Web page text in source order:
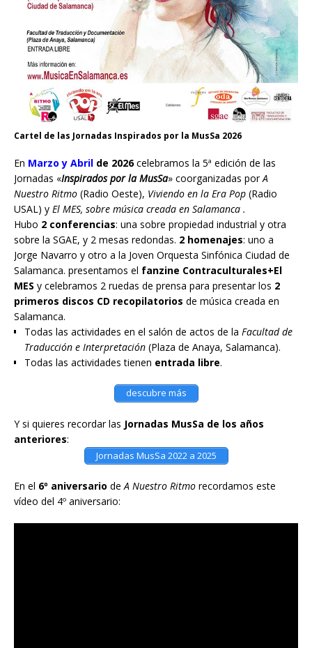
Cartel de las Jornadas Inspirados por la MusSa 2026
En Marzo y Abril de 2026celebramos la 5ª edición de las
Jornadas «Inspirados por la MusSa» coorganizadas porA
Nuestro Ritmo (Radio Oeste), Viviendo en la Era Pop (Radio
USAL) y El MES, sobre música creada en Salamanca .
Hubo 2 conferencias: una sobre propiedad industrial y otra
sobre la SGAE, y 2 mesas redondas. 2 homenajes: uno a
Jorge Navarro y otro a la Joven Orquesta Sinfónica Ciudad de
Salamanca. presentamos el fanzine Contraculturales+El
MES y celebramos 2 ruedas de prensa para presentar los 2
primeros discos CD recopilatorios de música creada en
Salamanca.
Todas las actividades en el salón de actos de la Facultad de
Traducción e Interpretación (Plaza de Anaya, Salamanca).
Todas las actividades tienen entrada libre.
descubre más
Y si quieres recordar las Jornadas MusSa de los años
anteriores:
Jornadas MusSa 2022 a 2025
En el 6º aniversario deA Nuestro Ritmo recordamos este
vídeo del 4º aniversario: